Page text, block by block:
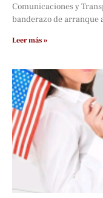
Comunicaciones y
banderazo de arranque
Leer más »